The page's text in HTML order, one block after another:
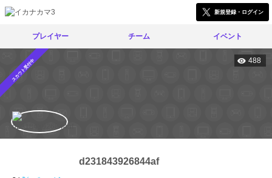
新規登録・ログイン
プレイヤー チーム イベント
スカウト受付中 488
d231843926844af